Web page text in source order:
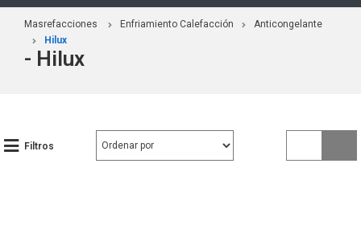
Masrefacciones Enfriamiento Calefacción
Anticongelante
Hilux
- Hilux
Filtros